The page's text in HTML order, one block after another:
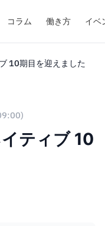
コラム 働き方 イベ
10期目を迎えました
ティブ 10